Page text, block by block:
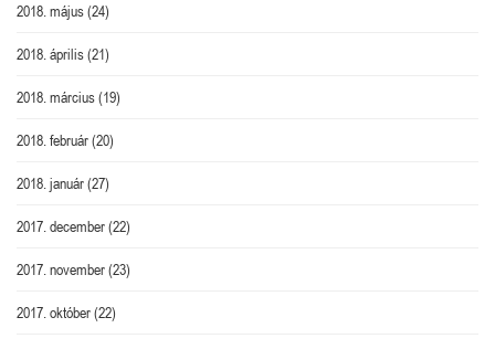
2018. május(24)
2018. április(21)
2018. március(19)
2018. február(20)
2018. január(27)
2017. december(22)
2017. november(23)
2017. október(22)